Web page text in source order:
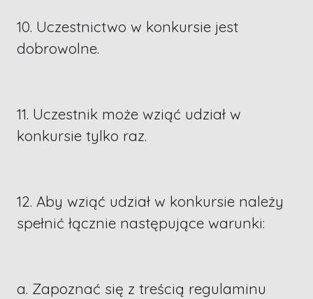
10. Uczestnictwo w konkursie jest
dobrowolne.
11. Uczestnik może wziąć udział w
konkursie tylko raz.
12. Aby wziąć udział w konkursie należy
spełnić łącznie następujące warunki:
a. Zapoznać się z treścią regulaminu